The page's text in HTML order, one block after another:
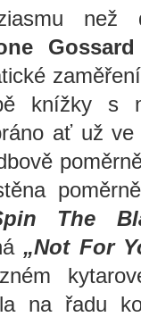
než
Gossard
knížky s
ať už
The
„Not For
na řadu